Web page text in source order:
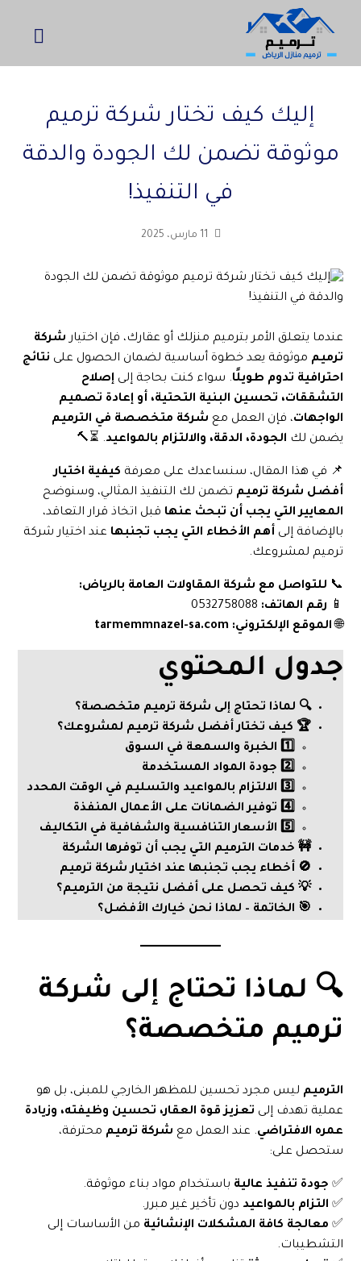
إليك كيف تختار شركة ترميم
موثوقة تضمن لك الجودة والدقة
في التنفيذ!
11 مارس، 2025
عندما يتعلق الأمر بترميم منزلك أو عقارك، فإن اختيار شركة
ترميم موثوقة يعد خطوة أساسية لضمان الحصول على نتائج
احترافية تدوم طويلًا. سواء كنت بحاجة إلىإصلاح
التشققات، تحسين البنية التحتية، أو إعادة تصميم
الواجهات، فإن العمل مع شركة متخصصة في الترميم
يضمن لك الجودة، الدقة، والالتزام بالمواعيد. ⏳🔨
📌 في هذا المقال، سنساعدك على معرفة كيفية اختيار
أفضل شركة ترميم تضمن لك التنفيذ المثالي، وسنوضح
المعايير التي يجب أن تبحث عنها قبل اتخاذ قرار التعاقد،
بالإضافة إلى أهم الأخطاء التي يجب تجنبها عند اختيار شركة
ترميم لمشروعك.
📞 للتواصل مع شركة المقاولات العامة بالرياض:
📱 رقم الهاتف:
🌐الموقع الإلكتروني: tarmemmnazel-sa.com
جدول المحتوي
🔍 لماذا تحتاج إلى شركة ترميم متخصصة؟
🏆 كيف تختار أفضل شركة ترميم لمشروعك؟
1️⃣ الخبرة والسمعة في السوق
2️⃣ جودة المواد المستخدمة
3️⃣ الالتزام بالمواعيد والتسليم في الوقت المحدد
4️⃣ توفير الضمانات على الأعمال المنفذة
5️⃣ الأسعار التنافسية والشفافية في التكاليف
🚧 خدمات الترميم التي يجب أن توفرها الشركة
🚫 أخطاء يجب تجنبها عند اختيار شركة ترميم
💡 كيف تحصل على أفضل نتيجة من الترميم؟
🎯 الخاتمة – لماذا نحن خيارك الأفضل؟
🔍 لماذا تحتاج إلى شركة
ترميم متخصصة؟
الترميم ليس مجرد تحسين للمظهر الخارجي للمبنى، بل هو
عملية تهدف إلى تعزيز قوة العقار، تحسين وظيفته، وزيادة
عمره الافتراضي. عند العمل مع شركة ترميم محترفة،
ستحصل على:
✅ جودة تنفيذ عالية باستخدام مواد بناء موثوقة.
✅ التزام بالمواعيد دون تأخير غير مبرر.
✅ معالجة كافة المشكلات الإنشائية من الأساسات إلى
التشطيبات.